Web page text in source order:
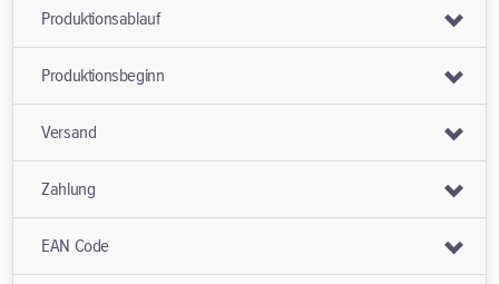
Produktionsablauf
Produktionsbeginn
Versand
Zahlung
EAN Code